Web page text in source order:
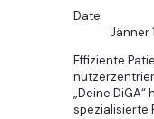
Date
Jänner
Effiziente
„Deine DiGA“
spezialisierte